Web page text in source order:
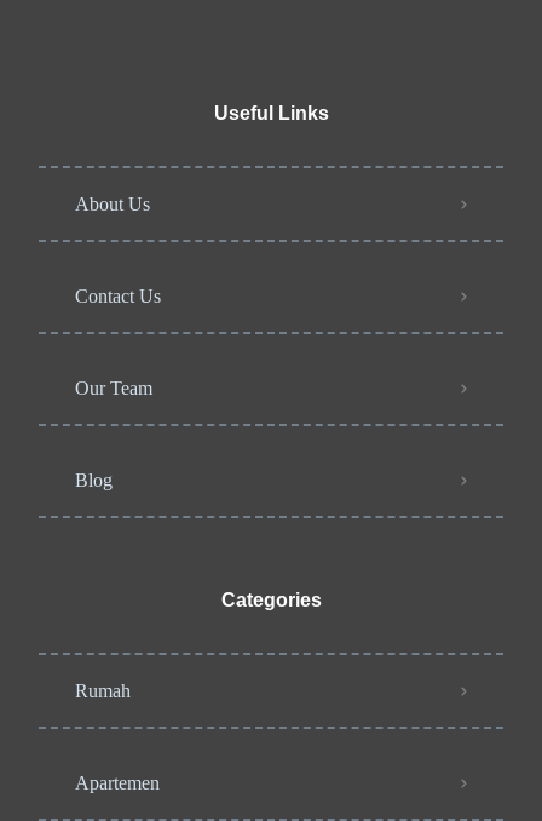
Useful Links
About Us
Contact Us
Our Team
Blog
Categories
Rumah
Apartemen